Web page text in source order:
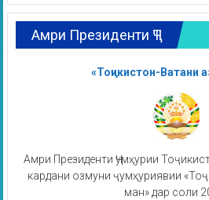
Амри Президенти ҶТ
«Тоҷикистон-Ватани
Амри Президенти Ҷумҳурии
кардани озмуни ҷумҳуриявии
ман» дар соли